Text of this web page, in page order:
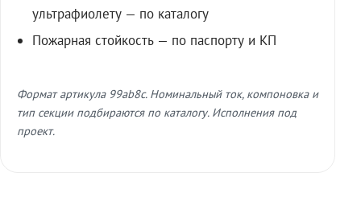
ультрафиолету — по каталогу
Пожарная стойкость — по паспорту и КП
Формат артикула 99ab8c. Номинальный ток, компоновка и
тип секции подбираются по каталогу. Исполнения под
проект.